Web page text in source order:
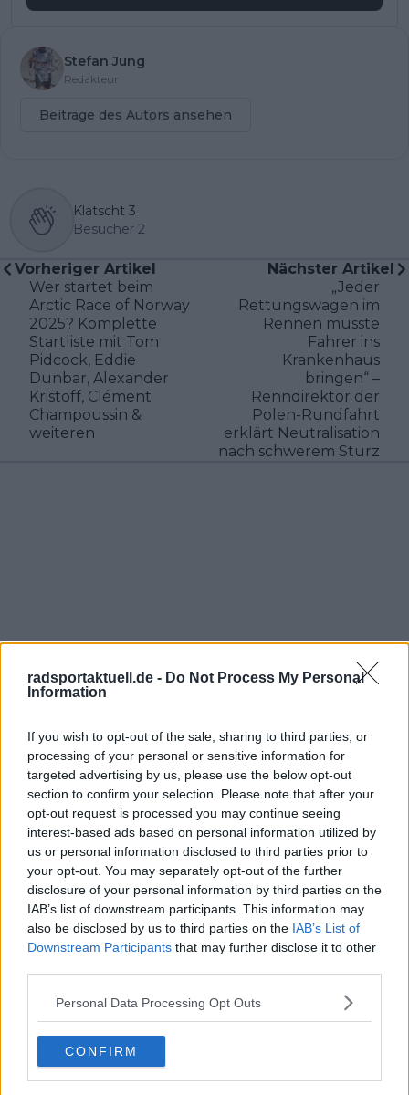
radsportaktuell.de - Do Not Process My Personal
Information
If you wish to opt-out of the sale, sharing to third parties, or
processing of your personal or sensitive information for
targeted advertising by us, please use the below opt-out
section to confirm your selection. Please note that after your
opt-out request is processed you may continue seeing
interest-based ads based on personal information utilized by
us or personal information disclosed to third parties prior to
your opt-out. You may separately opt-out of the further
disclosure of your personal information by third parties on the
IAB’s list of downstream participants. This information may
also be disclosed by us to third parties on the IAB’s List of
Downstream Participants that may further disclose it to other
Personal Data Processing Opt Outs
CONFIRM
Stefan Jung
Redakteur
Beiträge des Autors ansehen
Klatscht 3
Besucher 2
Vorheriger Artikel
Wer startet beim
Arctic Race of Norway
2025? Komplette
Startliste mit Tom
Pidcock, Eddie
Dunbar, Alexander
Kristoff, Clément
Champoussin &
weiteren
Nächster Artikel
„Jeder
Rettungswagen im
Rennen musste
Fahrer ins
Krankenhaus
bringen“ –
Renndirektor der
Polen-Rundfahrt
erklärt Neutralisation
nach schwerem Sturz
SENDEN